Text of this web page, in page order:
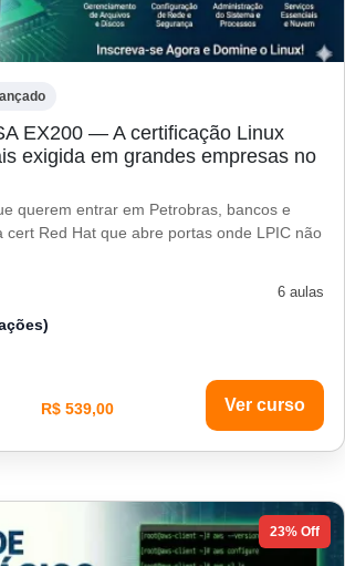
EX200 — A certificação Linux
exigida em grandes empresas no
querem entrar em Petrobras, bancos e
Red Hat que abre portas onde LPIC não
6 aulas
R$ 539,00 Ver curso
23% Off